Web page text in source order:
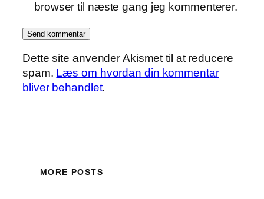
browser til næste gang jeg kommenterer.
Dette site anvender Akismet til at reducere
spam. Læs om hvordan din kommentar
bliver behandlet.
MORE POSTS